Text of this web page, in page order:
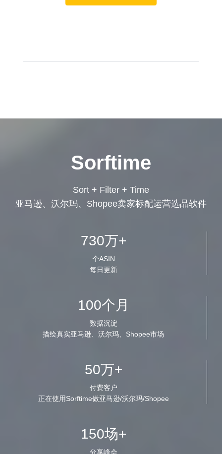
Sorftime
Sort + Filter + Time
亚马逊、沃尔玛、Shopee卖家标配运营选品软件
730万+
个ASIN
每日更新
100个月
数据沉淀
描绘真实亚马逊、沃尔玛、Shopee市场
50万+
付费客户
正在使用Sorftime做亚马逊/沃尔玛/Shopee
150场+
分享峰会